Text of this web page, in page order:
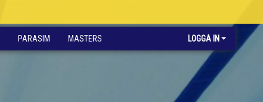
PARASIM MASTERS LOGGA IN